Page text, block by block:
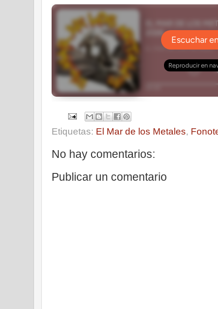
Etiquetas: El Mar de los Metales,
No hay comentarios:
Publicar un comentario